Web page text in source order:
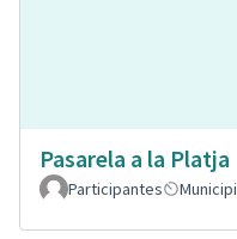
Pasarela a la Platja
Participantes
Municipi